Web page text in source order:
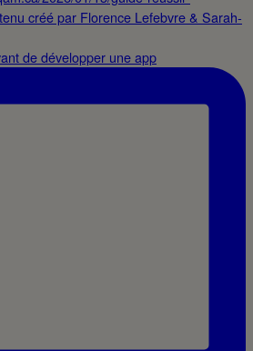
de développer une app